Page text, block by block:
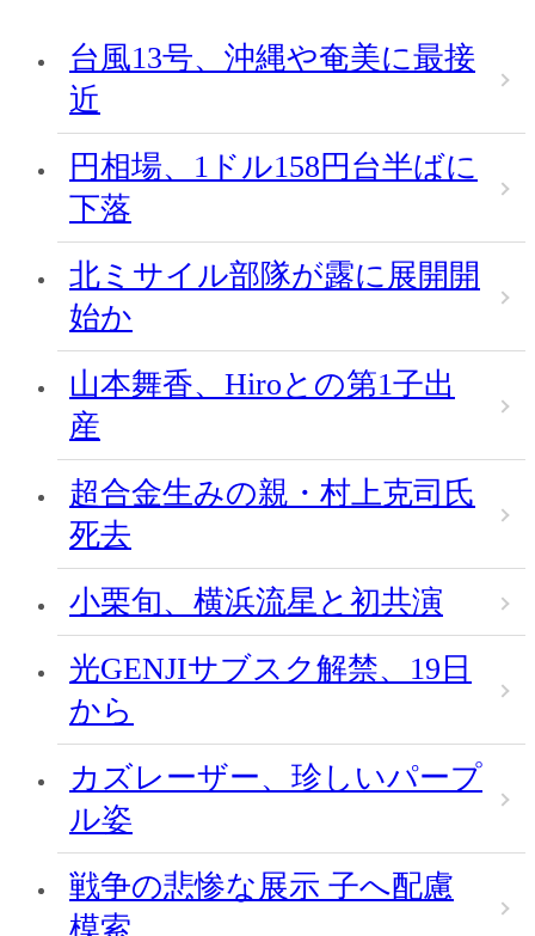
台風13号、沖縄や奄美に最接
近
円相場、1ドル158円台半ばに
下落
北ミサイル部隊が露に展開開
始か
山本舞香、Hiroとの第1子出
産
超合金生みの親・村上克司氏
死去
小栗旬、横浜流星と初共演
光GENJIサブスク解禁、19日
から
カズレーザー、珍しいパープ
ル姿
戦争の悲惨な展示 子へ配慮
模索